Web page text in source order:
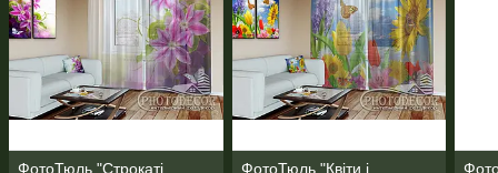
ФотоТюль "Строкаті
ФотоТюль "Квіти і